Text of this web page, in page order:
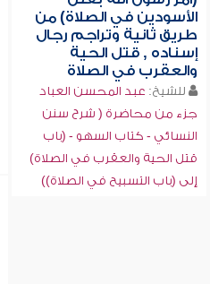
الأسودين في الصلاة) من
طريق ثانية وتراجم رجال
إسناده , قتل الحية
والعقرب في الصلاة
للشيخ: عبد المحسن العباد
جزء من محاضرة ( شرح سنن
النسائي - كتاب السهو - (باب
قتل الحية والعقرب في الصلاة)
إلى (باب التسبيح في الصلاة))